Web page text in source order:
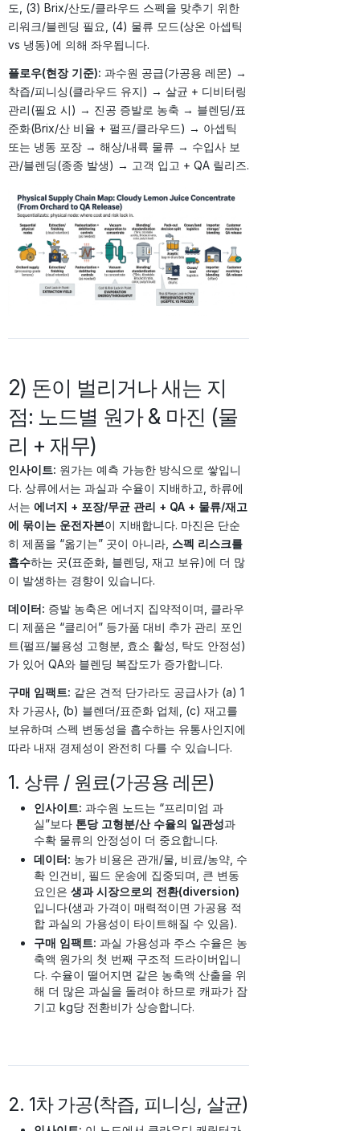
도, (3) Brix/산도/클라우드 스펙을 맞추기 위한
리워크/블렌딩 필요, (4) 물류 모드(상온 아셉틱
vs 냉동)에 의해 좌우됩니다.
플로우(현장 기준): 과수원 공급(가공용 레몬) →
착즙/피니싱(클라우드 유지) → 살균 + 디비터링
관리(필요 시) → 진공 증발로 농축 → 블렌딩/표
준화(Brix/산 비율 + 펄프/클라우드) → 아셉틱
또는 냉동 포장 → 해상/내륙 물류 → 수입사 보
관/블렌딩(종종 발생) → 고객 입고 + QA 릴리즈.
2) 돈이 벌리거나 새는 지
점: 노드별 원가 & 마진 (물
리 + 재무)
인사이트: 원가는 예측 가능한 방식으로 쌓입니
다. 상류에서는 과실과 수율이 지배하고, 하류에
서는 에너지 + 포장/무균 관리 + QA + 물류/재고
에 묶이는 운전자본이 지배합니다. 마진은 단순
히 제품을 “옮기는” 곳이 아니라, 스펙 리스크를
흡수하는 곳(표준화, 블렌딩, 재고 보유)에 더 많
이 발생하는 경향이 있습니다.
데이터: 증발 농축은 에너지 집약적이며, 클라우
디 제품은 “클리어” 등가품 대비 추가 관리 포인
트(펄프/불용성 고형분, 효소 활성, 탁도 안정성)
가 있어 QA와 블렌딩 복잡도가 증가합니다.
구매 임팩트: 같은 견적 단가라도 공급사가 (a) 1
차 가공사, (b) 블렌더/표준화 업체, (c) 재고를
보유하며 스펙 변동성을 흡수하는 유통사인지에
따라 내재 경제성이 완전히 다를 수 있습니다.
1. 상류 / 원료(가공용 레몬)
인사이트: 과수원 노드는 “프리미엄 과
실”보다 톤당 고형분/산 수율의 일관성과
수확 물류의 안정성이 더 중요합니다.
데이터: 농가 비용은 관개/물, 비료/농약, 수
확 인건비, 필드 운송에 집중되며, 큰 변동
요인은 생과 시장으로의 전환(diversion)
입니다(생과 가격이 매력적이면 가공용 적
합 과실의 가용성이 타이트해질 수 있음).
구매 임팩트: 과실 가용성과 주스 수율은 농
축액 원가의 첫 번째 구조적 드라이버입니
다. 수율이 떨어지면 같은 농축액 산출을 위
해 더 많은 과실을 돌려야 하므로 캐파가 잠
기고 kg당 전환비가 상승합니다.
2. 1차 가공(착즙, 피니싱, 살균)